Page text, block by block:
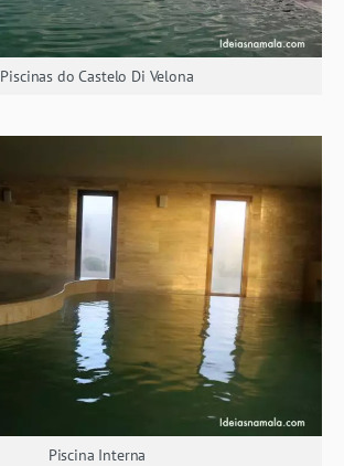
Piscinas do Castelo Di Velona
Piscina Interna